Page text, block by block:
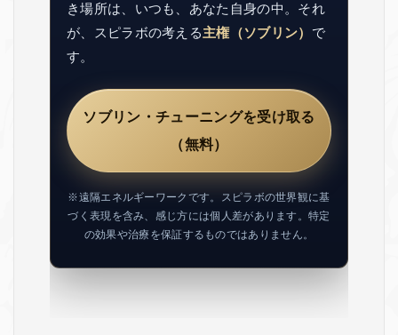
き場所は、いつも、あなた自身の中。それ
が、スピラボの考える主権（ソブリン） で
す。
ソブリン・チューニングを受け取る
（無料）
※遠隔エネルギーワークです。スピラボの世界観に基
づく表現を含み、感じ方には個人差があります。特定
の効果や治療を保証するものではありません。